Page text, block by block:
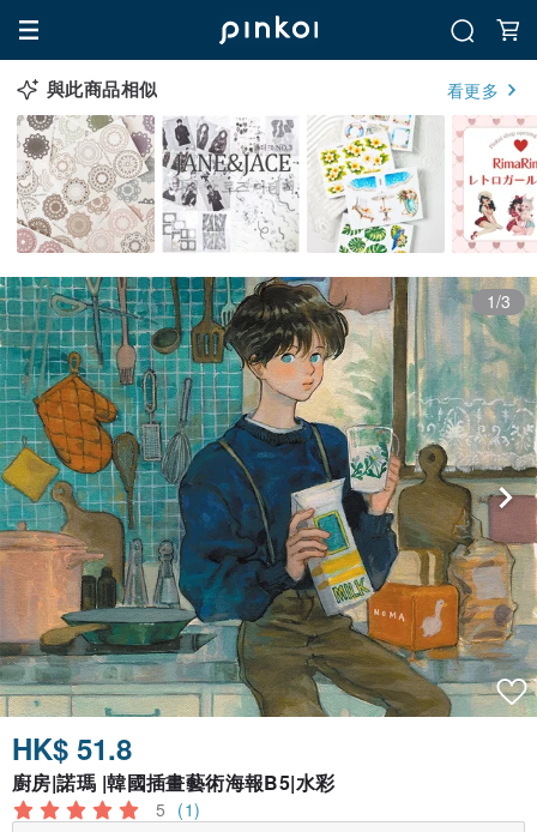
與此商品相似 看更多
1/3
HK$ 51.8
廚房|諾瑪 |韓國插畫藝術海報B5|水彩
5 (1)